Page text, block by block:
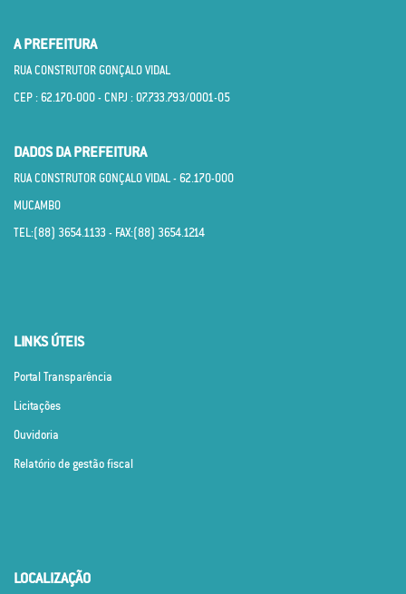
A PREFEITURA
RUA CONSTRUTOR GONÇALO VIDAL
CEP : 62.170­-000 - CNPJ : 07.733.793/0001­-05
DADOS DA PREFEITURA
RUA CONSTRUTOR GONÇALO VIDAL - 62.170­-000
MUCAMBO
TEL:(88) 3654.1133 - FAX:(88) 3654.1214
LINKS ÚTEIS
Portal Transparência
Licitações
Ouvidoria
Relatório de gestão fiscal
LOCALIZAÇÃO